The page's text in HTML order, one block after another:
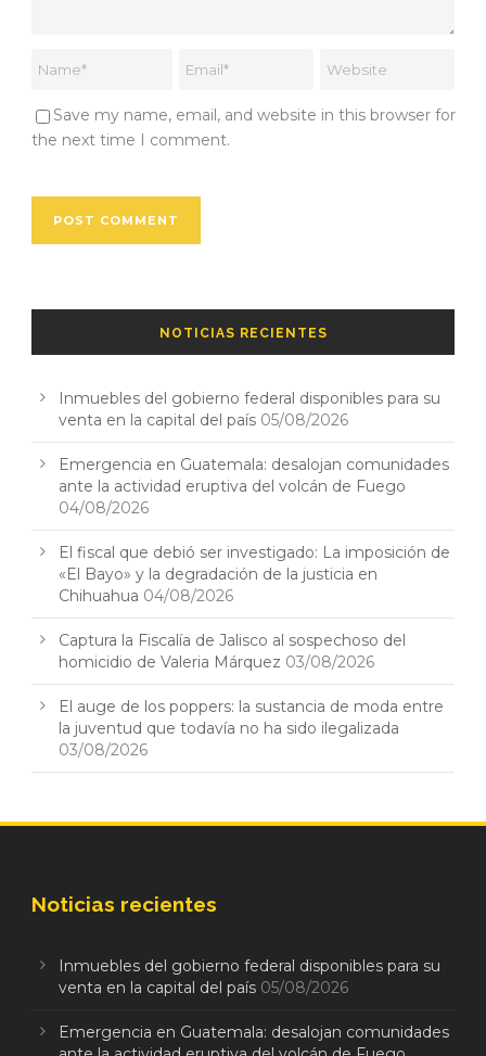
Save my name, email, and website in this browser for
the next time I comment.
NOTICIAS RECIENTES
Inmuebles del gobierno federal disponibles para su
venta en la capital del país 05/08/2026
Emergencia en Guatemala: desalojan comunidades
ante la actividad eruptiva del volcán de Fuego
04/08/2026
El fiscal que debió ser investigado: La imposición de
«El Bayo» y la degradación de la justicia en
Chihuahua 04/08/2026
Captura la Fiscalía de Jalisco al sospechoso del
homicidio de Valeria Márquez 03/08/2026
El auge de los poppers: la sustancia de moda entre
la juventud que todavía no ha sido ilegalizada
03/08/2026
Noticias recientes
Inmuebles del gobierno federal disponibles para su
venta en la capital del país 05/08/2026
Emergencia en Guatemala: desalojan comunidades